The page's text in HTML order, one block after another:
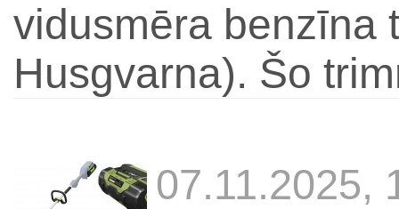
vidusmēra benzīna
Husgvarna). Šo
07.11.2025,